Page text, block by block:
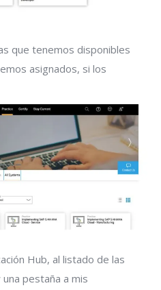
que tenemos disponibles
asignados, si los
Hub, al listado de las
pestaña a mis